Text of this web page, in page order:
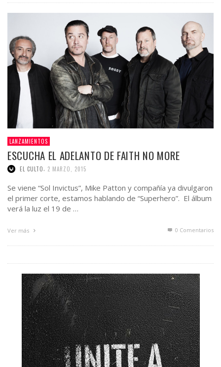
LANZAMIENTOS
ESCUCHA EL ADELANTO DE FAITH NO MORE
EL CULTO, 2 MARZO, 2015
Se viene “Sol Invictus”, Mike Patton y compañía ya divulgaron
el primer corte, estamos hablando de “Superhero”. El álbum
verá la luz el 19 de …
Ver más 0 Comentarios